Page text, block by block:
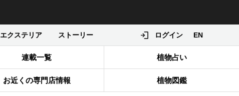
エクステリア ストーリー ログイン EN
連載一覧 植物占い
お近くの専門店情報 植物図鑑